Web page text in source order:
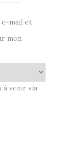
e-mail et
mon
à venir via